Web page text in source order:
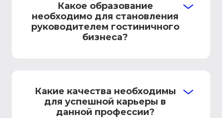
Какое образование
необходимо для становления
руководителем гостиничного
бизнеса?
Какие качества необходимы
для успешной карьеры в
данной профессии?